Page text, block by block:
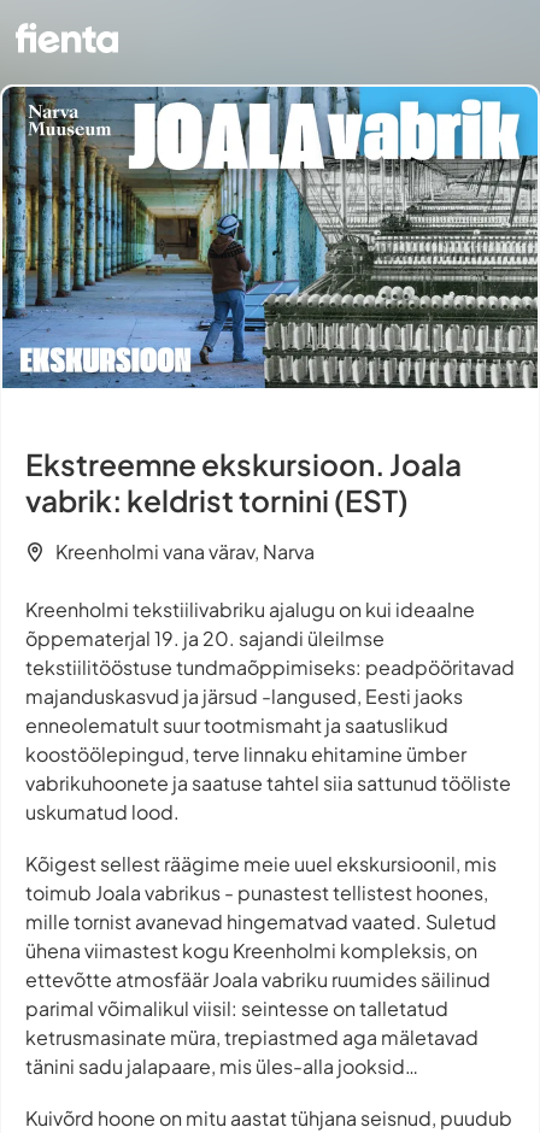
Ekstreemne ekskursioon. Joala
vabrik: keldrist tornini (EST)
Kreenholmi vana värav, Narva
Kreenholmi tekstiilivabriku ajalugu on kui ideaalne
õppematerjal 19. ja 20. sajandi üleilmse
tekstiilitööstuse tundmaõppimiseks: peadpööritavad
majanduskasvud ja järsud -langused, Eesti jaoks
enneolematult suur tootmismaht ja saatuslikud
koostöölepingud, terve linnaku ehitamine ümber
vabrikuhoonete ja saatuse tahtel siia sattunud tööliste
uskumatud lood.
Kõigest sellest räägime meie uuel ekskursioonil, mis
toimub Joala vabrikus - punastest tellistest hoones,
mille tornist avanevad hingematvad vaated. Suletud
ühena viimastest kogu Kreenholmi kompleksis, on
ettevõtte atmosfäär Joala vabriku ruumides säilinud
parimal võimalikul viisil: seintesse on talletatud
ketrusmasinate müra, trepiastmed aga mäletavad
tänini sadu jalapaare, mis üles-alla jooksid…
Kuivõrd hoone on mitu aastat tühjana seisnud, puudub